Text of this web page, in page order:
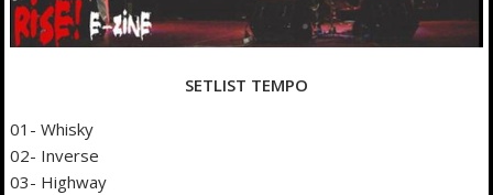
SETLIST TEMPO
01- Whisky
02- Inverse
03- Highway